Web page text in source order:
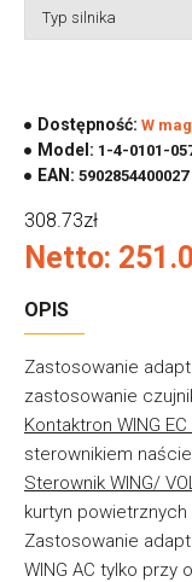
Typ silnika
Dostępność: W
Model: 1-4-0101-
EAN: 5902854400027
308.73zł
Netto:
OPIS
Zastosowanie
zastosowanie
Kontaktron WING
sterownikiem
Sterownik WING/
kurtyn powietrznych
Zastosowanie
WING AC tylko przy